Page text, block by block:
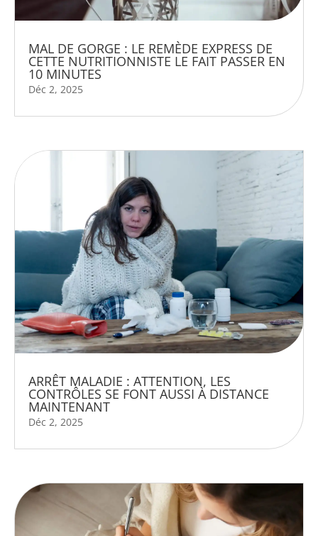
MAL DE GORGE : LE REMÈDE EXPRESS DE
CETTE NUTRITIONNISTE LE FAIT PASSER EN
10 MINUTES
Déc 2, 2025
ARRÊT MALADIE : ATTENTION, LES
CONTRÔLES SE FONT AUSSI À DISTANCE
MAINTENANT
Déc 2, 2025